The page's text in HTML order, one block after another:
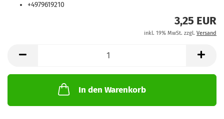
+4979619210
3,25 EUR
inkl. 19% MwSt. zzgl. Versand
In den Warenkorb